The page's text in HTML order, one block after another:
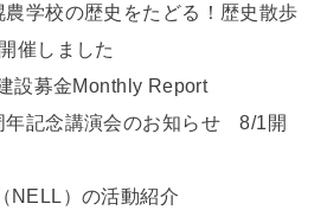
学校の歴史をたどる！歴史散歩
催しました
設募金Monthly Report
年記念講演会のお知らせ 8/1開
NELL）の活動紹介